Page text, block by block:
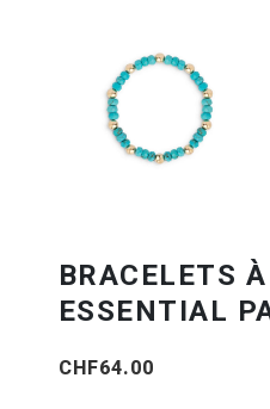
BRACELETS
ESSENTIAL
CHF64.00